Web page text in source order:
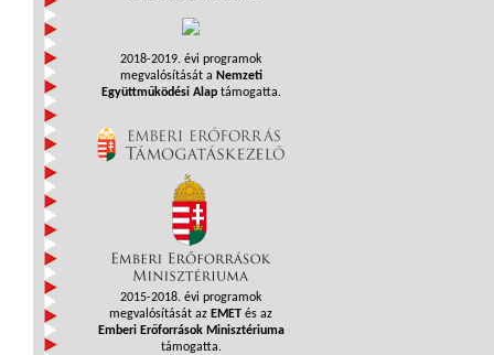
2018-2019. évi programok
megvalósítását a Nemzeti
Együttműködési Alaptámogatta.
2015-2018. évi programok
megvalósítását az EMET és az
Emberi Erőforrások Minisztériuma
támogatta.